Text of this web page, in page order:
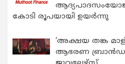
കോടി രൂപയായി ഉയർന്നു
‘അക്ഷയ തങ്ക
ആഭരണ